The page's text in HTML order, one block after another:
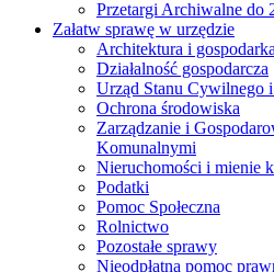
Przetargi Archiwalne do
Załatw sprawę w urzędzie
Architektura i
Działalność gospodarcza
Urząd Stanu Cywilnego
Ochrona środowiska
Zarządzanie i
Komunalnymi
Nieruchomości i mienie
Podatki
Pomoc Społeczna
Rolnictwo
Pozostałe sprawy
Nieodpłatna pomoc